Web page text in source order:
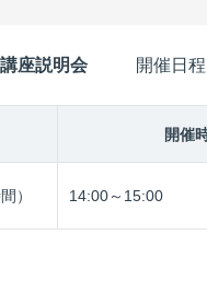
講座説明会 開催日程
開催
） 14:00～15:00